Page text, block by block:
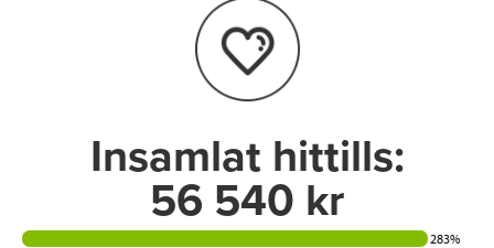
e
I
n
Insamlat hittills:
56 540 kr
283%